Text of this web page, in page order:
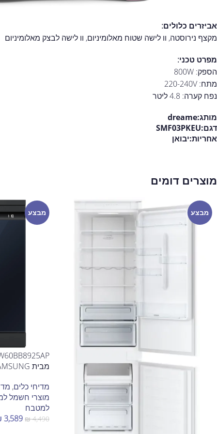
אביזרים כלולים:
מקצף נירוסטה, וו לישה שטוח מאלומיניום, וו לישה לבצק מאלומיניום
מפרט טכני:
הספק: 800W
מתח: 220-240V
נפח קערה: 4.8 ליטר
מותג:dreame
דגם:SMF03PKEU
אחריות:יבואן
מוצרים דומים
מבצע מבצע
מבית SAMSUNG
מדיחי כלים,
מוצרי חשמל
למטבח
₪4,490
3,589